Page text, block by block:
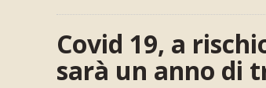
Covid 19, a
sarà un anno di